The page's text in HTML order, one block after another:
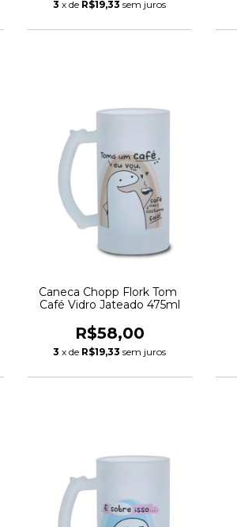
3 x de R$19,33 sem juros
Caneca Chopp Flork Tom
Café Vidro Jateado 475ml
R$58,00
3 x de R$19,33 sem juros